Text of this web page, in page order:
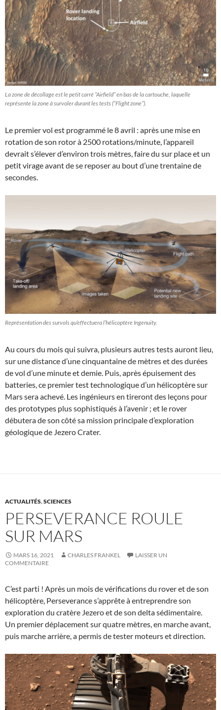
La zone de décollage est le petit carré “Airfield” en bas de la cartouche, laquelle
représente la zone à survoler durant les tests (“Flight zone”).
Le premier vol est programmé le 8 avril : après une mise en
rotation de son rotor à 2500 rotations/minute, l’appareil
devrait s’élever d’environ trois mètres, faire du sur place et un
petit virage avant de se reposer au bout d’une trentaine de
secondes.
Représentation des survols qu’effectuera l’hélicoptère Ingenuity.
Au cours du mois qui suivra, plusieurs autres tests auront lieu,
sur une distance d’une cinquantaine de mètres et des durées
de vol d’une minute et demie. Puis, après épuisement des
batteries, ce premier test technologique d’un hélicoptère sur
Mars sera achevé. Les ingénieurs en tireront des leçons pour
des prototypes plus sophistiqués à l’avenir ; et le rover
débutera de son côté sa mission principale d’exploration
géologique de Jezero Crater.
ACTUALITÉS,SCIENCES
PERSEVERANCE ROULE
SUR MARS
MARS 16, 2021 CHARLES FRANKEL
LAISSER UN
COMMENTAIRE
C’est parti ! Après un mois de vérifications du rover et de son
hélicoptère, Perseverance s’apprête à entreprendre son
exploration du cratère Jezero et de son delta sédimentaire.
Un premier déplacement sur quatre mètres, en marche avant,
puis marche arrière, a permis de tester moteurs et direction.